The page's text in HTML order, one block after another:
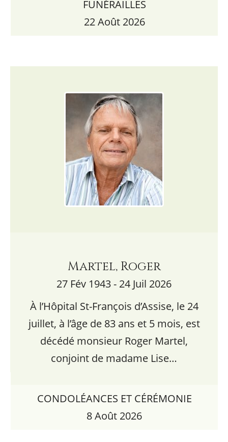
FUNÉRAILLES
22 Août 2026
Martel, Roger
27 Fév 1943 - 24 Juil 2026
À l’Hôpital St-François d’Assise, le 24
juillet, à l’âge de 83 ans et 5 mois, est
décédé monsieur Roger Martel,
conjoint de madame Lise…
CONDOLÉANCES ET CÉRÉMONIE
8 Août 2026